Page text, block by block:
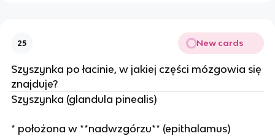
25 New cards
Szyszynka po łacinie, w jakiej części mózgowia się
znajduje?
Szyszynka (glandula pinealis)
* położona w **nadwzgórzu** (epithalamus)